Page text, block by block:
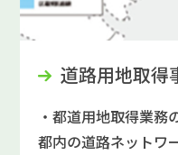
道路用地取得
・都道用地取得業務
都内の道路ネットワ